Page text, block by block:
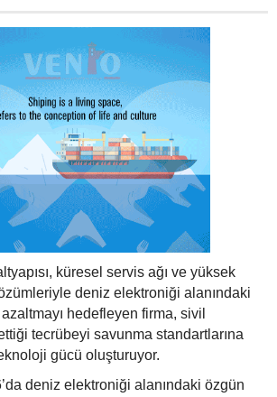
küresel servis ağı ve yüksek
deniz elektroniği alanındaki
azaltmayı hedefleyen firma, sivil
tecrübeyi savunma standartlarına
gücü oluşturuyor.
deniz elektroniği alanındaki özgün